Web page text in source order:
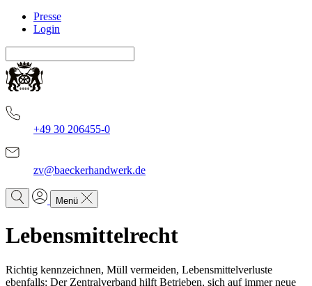
Presse
Login
+49 30 206455-0
zv@baeckerhandwerk.de
Menü
Lebensmittelrecht
Richtig kennzeichnen, Müll vermeiden, Lebensmittelverluste
ebenfalls: Der Zentralverband hilft Betrieben, sich auf immer neue